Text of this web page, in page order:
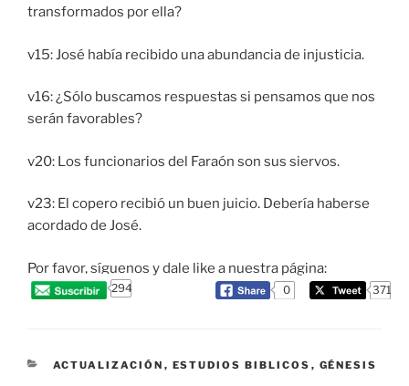
transformados por ella?
v15: José había recibido una abundancia de injusticia.
v16: ¿Sólo buscamos respuestas si pensamos que nos
serán favorables?
v20: Los funcionarios del Faraón son sus siervos.
v23: El copero recibió un buen juicio. Debería haberse
acordado de José.
Por favor, síguenos y dale like a nuestra página:
294 0 371
CATEGORIES
ACTUALIZACIÓN , ESTUDIOS BIBLICOS , GÉNESIS